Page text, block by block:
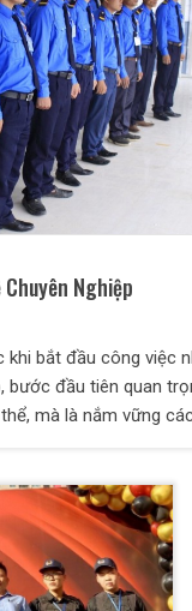
Nghiệp
khi bắt đầu công việc
bước đầu tiên quan
mà là nắm vững
chủ thông tin về các
và hướng đi cụ thể
Hóa Ứng Xử Và
hóa ứng xử và giao